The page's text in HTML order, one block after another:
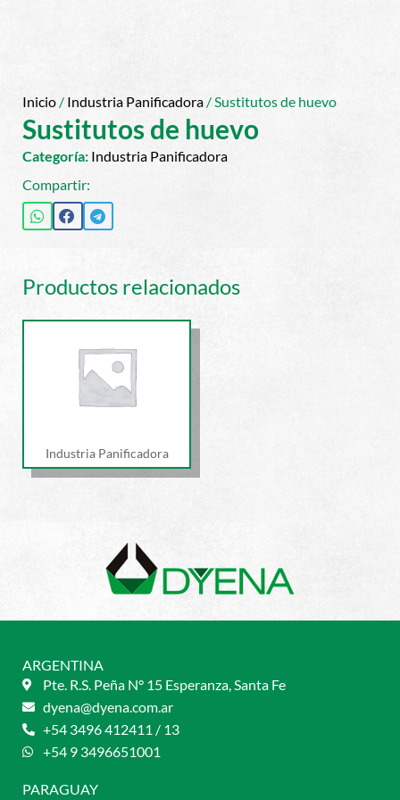
Inicio / Industria Panificadora / Sustitutos de huevo
Sustitutos de huevo
Categoría: Industria Panificadora
Compartir:
Productos relacionados
Industria Panificadora
ARGENTINA
Pte. R.S. Peña N° 15 Esperanza, Santa Fe
dyena@dyena.com.ar
+54 3496 412411 / 13
+54 9 3496651001
PARAGUAY